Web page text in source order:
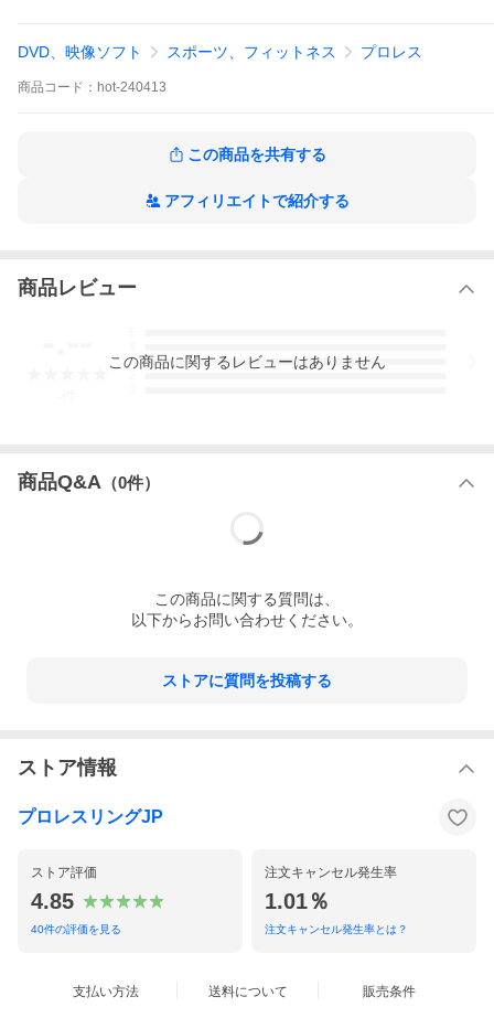
えることができるのか!?
メインは参戦選手全員参加のバトルロイヤル。豪華優勝賞品を手
◆第1試合 シングルマッチ 20分1本勝負
◆第2試合 シングルマッチ 20分1本勝負
※DVD-Rでの制作の為、全てのDVD再生装置での動作を保証しか
ねますのでご了承下さい。
DVD、映像ソフト スポーツ、フィットネス プロレス
商品 コード： hot-240413
この商品を共有する
アフィリエイトで紹介する
商品レビュー
3
この商品に関するレビューはありません
商品Q&A （0件）
この商品に関する質問は、
以下からお問い合わせください。
ストアに質問を投稿する
ストア情報
プロレスリングJP
ストア評価
4.85
40件の評価を見る
注文キャンセル発生率
1.01％
注文キャンセル発生率とは？
支払い方法 送料について 販売条件